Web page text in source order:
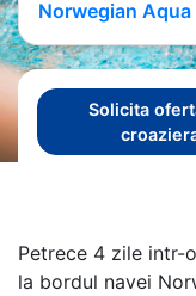
Norwegian Aqua
Solicita
Petrece 4 zile intr-
la bordul navei